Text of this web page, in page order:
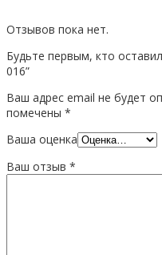
Отзывов пока нет.
Будьте первым, кто
016”
Ваш адрес email не будет
помечены *
Ваша оценка
Ваш отзыв *